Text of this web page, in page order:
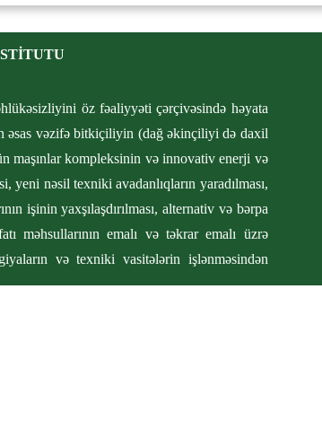
öz fəaliyyəti çərçivəsində həyata
əsas vəzifə bitkiçiliyin (dağ əkinçiliyi də daxil
maşınlar kompleksinin və innovativ enerji və
nəsil texniki avadanlıqların yaradılması,
işinin yaxşılaşdırılması, alternativ və bərpa
məhsullarının emalı və təkrar emalı üzrə
və texniki vasitələrin işlənməsindən